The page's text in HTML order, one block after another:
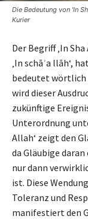
Die Bedeutung von 'In
Kurier
Der Begriff ‚In
‚In schāʾa llāh‘,
bedeutet wörtlich
wird dieser
zukünftige
Unterordnung
Allah‘ zeigt den
da Gläubige
nur dann
ist. Diese
Toleranz und
manifestiert den